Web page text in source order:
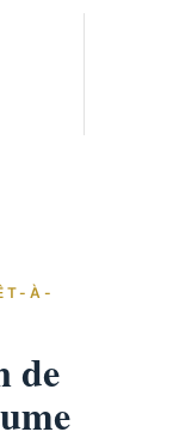
À-
de